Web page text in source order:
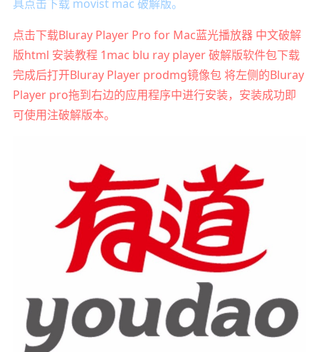
具点击下载 movist mac 破解版。
点击下载Bluray Player Pro for Mac蓝光播放器 中文破解
版html 安装教程 1mac blu ray player 破解版软件包下载
完成后打开Bluray Player prodmg镜像包 将左侧的Bluray
Player pro拖到右边的应用程序中进行安装，安装成功即
可使用注破解版本。